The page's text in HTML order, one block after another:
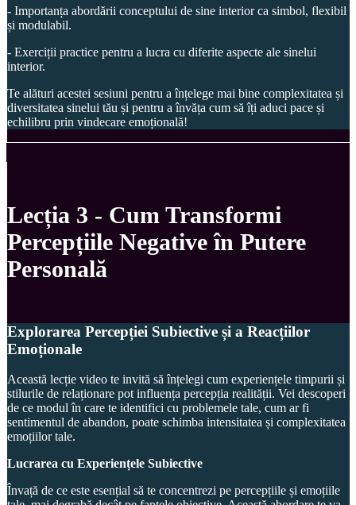
- Importanța abordării conceptului de sine interior ca simbol, flexibil
și modulabil.
- Exerciții practice pentru a lucra cu diferite aspecte ale sinelui
interior.
Te alături acestei sesiuni pentru a înțelege mai bine complexitatea și
diversitatea sinelui tău și pentru a învăța cum să îți aduci pace și
echilibru prin vindecare emoțională!
Lecția 3 - Cum Transformi
Percepțiile Negative în Putere
Personală
Explorarea Percepției Subiective și a Reacțiilor
Emoționale
Această lecție video te invită să înțelegi cum experiențele timpurii și
stilurile de relaționare pot influența percepția realității. Vei descoperi
de ce modul în care te identifici cu problemele tale, cum ar fi
sentimentul de abandon, poate schimba intensitatea și complexitatea
emoțiilor tale.
Lucrarea cu Experiențele Subiective
Învață de ce este esențial să te concentrezi pe percepțiile și emoțiile